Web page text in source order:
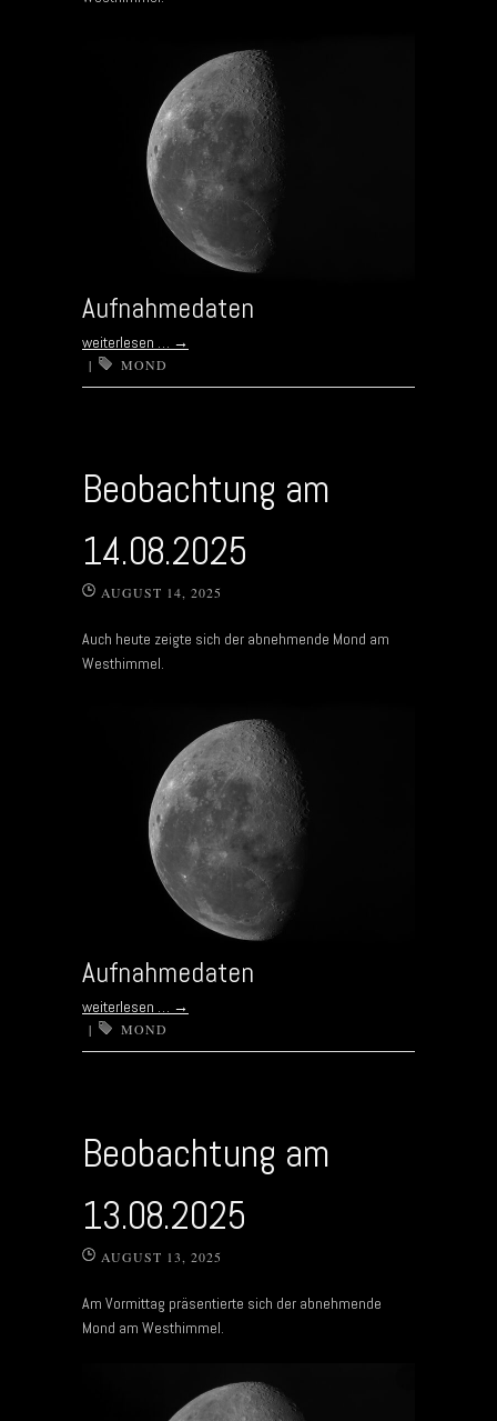
Aufnahmedaten
weiterlesen … →
| MOND
Beobachtung am
14.08.2025
AUGUST 14, 2025
Auch heute zeigte sich der abnehmende Mond am
Westhimmel.
Aufnahmedaten
weiterlesen … →
| MOND
Beobachtung am
13.08.2025
AUGUST 13, 2025
Am Vormittag präsentierte sich der abnehmende
Mond am Westhimmel.